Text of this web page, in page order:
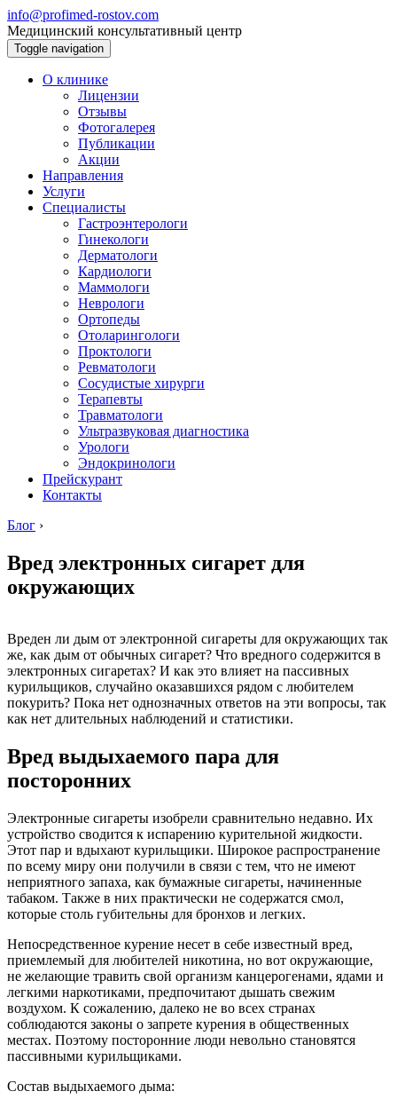
info@profimed-rostov.com
Медицинский консультативный центр
Toggle navigation
О клинике
Лицензии
Отзывы
Фотогалерея
Публикации
Акции
Направления
Услуги
Специалисты
Гастроэнтерологи
Гинекологи
Дерматологи
Кардиологи
Маммологи
Неврологи
Ортопеды
Отоларингологи
Проктологи
Ревматологи
Сосудистые хирурги
Терапевты
Травматологи
Ультразвуковая диагностика
Урологи
Эндокринологи
Прейскурант
Контакты
Блог ›
Вред электронных сигарет для
окружающих
Вреден ли дым от электронной сигареты для окружающих так
же, как дым от обычных сигарет? Что вредного содержится в
электронных сигаретах? И как это влияет на пассивных
курильщиков, случайно оказавшихся рядом с любителем
покурить? Пока нет однозначных ответов на эти вопросы, так
как нет длительных наблюдений и статистики.
Вред выдыхаемого пара для
посторонних
Электронные сигареты изобрели сравнительно недавно. Их
устройство сводится к испарению курительной жидкости.
Этот пар и вдыхают курильщики. Широкое распространение
по всему миру они получили в связи с тем, что не имеют
неприятного запаха, как бумажные сигареты, начиненные
табаком. Также в них практически не содержатся смол,
которые столь губительны для бронхов и легких.
Непосредственное курение несет в себе известный вред,
приемлемый для любителей никотина, но вот окружающие,
не желающие травить свой организм канцерогенами, ядами и
легкими наркотиками, предпочитают дышать свежим
воздухом. К сожалению, далеко не во всех странах
соблюдаются законы о запрете курения в общественных
местах. Поэтому посторонние люди невольно становятся
пассивными курильщиками.
Состав выдыхаемого дыма: